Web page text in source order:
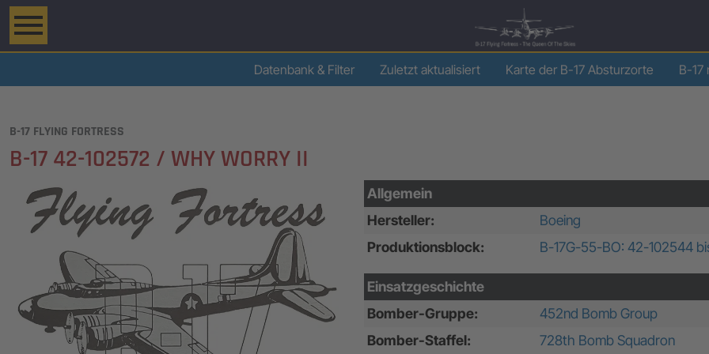
Datenbank & Filter Zuletzt aktualisiert Karte der B-17 Absturzorte B-17
B-17 FLYING FORTRESS
B-17 42-102572 / WHY WORRY II
Allgemein
Hersteller:
Boeing
Produktionsblock:
B-17G-55-BO: 42-102544
Einsatzgeschichte
Bomber-Gruppe:
452nd Bomb Group
Bomber-Staffel:
728th Bomb Squadron